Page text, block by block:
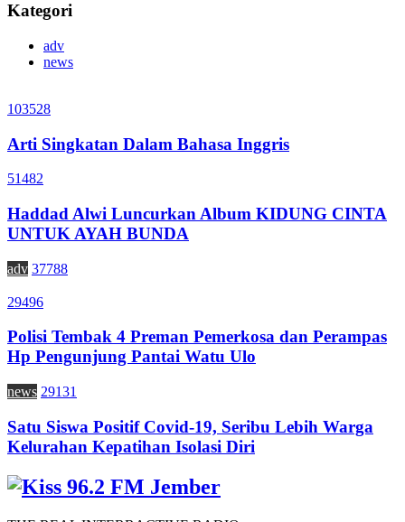
Kategori
adv
news
103528
Arti Singkatan Dalam Bahasa Inggris
51482
Haddad Alwi Luncurkan Album KIDUNG CINTA
UNTUK AYAH BUNDA
adv 37788
29496
Polisi Tembak 4 Preman Pemerkosa dan Perampas
Hp Pengunjung Pantai Watu Ulo
news 29131
Satu Siswa Positif Covid-19, Seribu Lebih Warga
Kelurahan Kepatihan Isolasi Diri